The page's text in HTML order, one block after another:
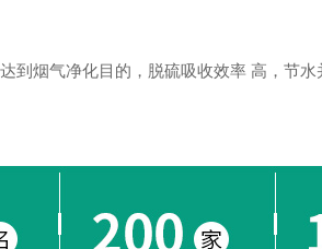
到烟气净化目的，脱硫吸收效率 高，节水